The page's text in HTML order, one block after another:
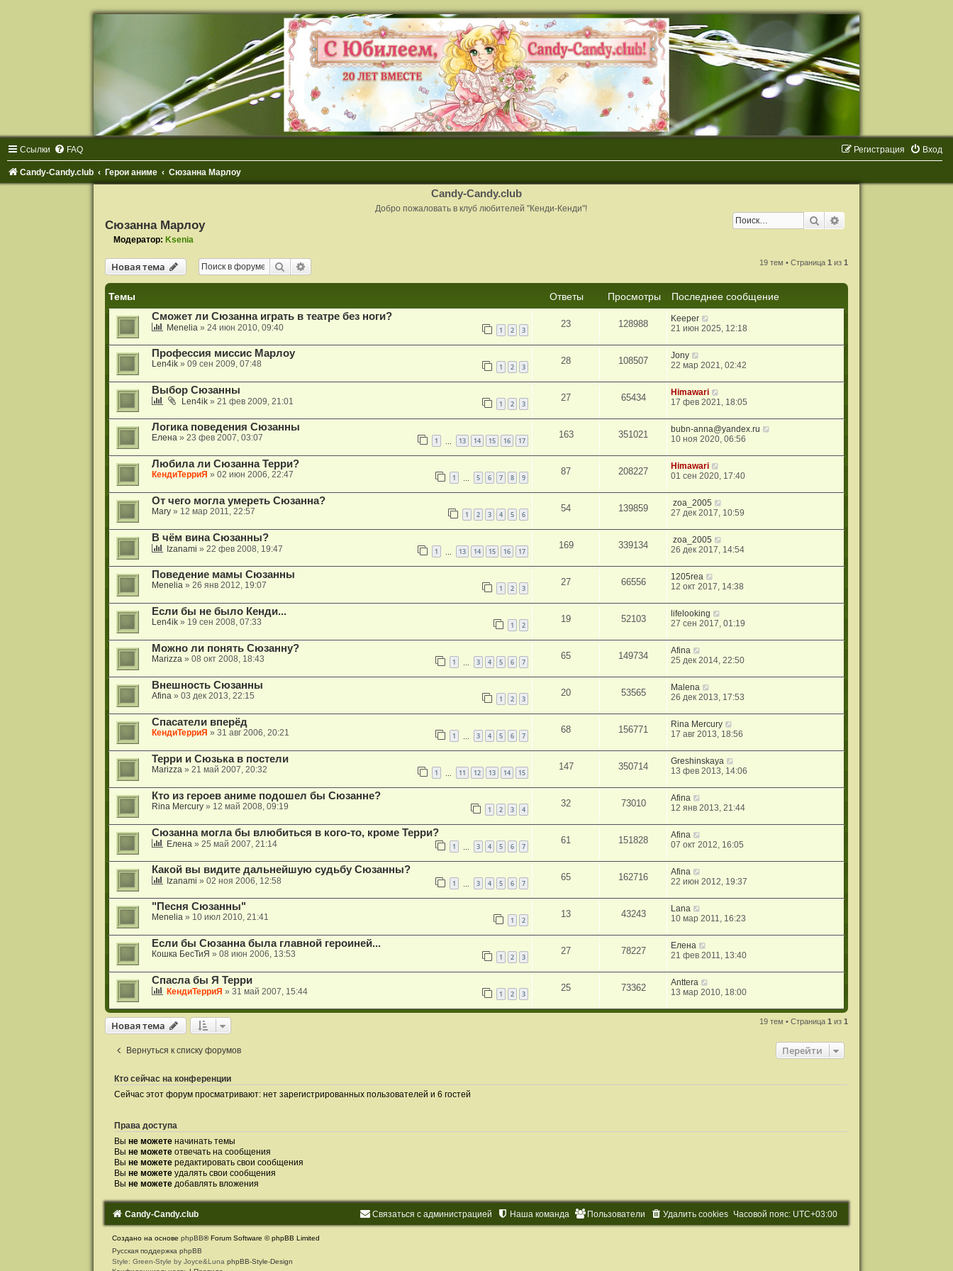
Ссылки FAQ Вход
Регистрация
Candy-Candy.club Герои аниме Сюзанна Марлоу
Candy-Candy.club
Добро пожаловать в клуб любителей "Кенди-Кенди"!
Поиск
Сюзанна Марлоу
Модератор: Ksenia
Новая тема Поиск 19 тем • Страница1 из1
Темы Ответы Просмотры
Последнее сообщение
Сможет ли Сюзанна играть в театре без ноги?
Menelia » 24 июн 2010, 09:40 1 2 3
23 128988
Keeper
21 июн 2025, 12:18
Профессия миссис Марлоу
Len4ik» 09 сен 2009, 07:48 1 2 3
28 108507
Jony
22 мар 2021, 02:42
Выбор Сюзанны
Len4ik» 21 фев 2009, 21:01 1 2 3
27 65434
Himawari
17 фев 2021, 18:05
Логика поведения Сюзанны
Елена » 23 фев 2007, 03:07 1 13 14 15 16 17
163 351021
bubn-anna@yandex.ru
10 ноя 2020, 06:56
Любила ли Сюзанна Терри?
КендиТерриЯ » 02 июн 2006, 22:47 1 5 6 7 8 9
87 208227
Himawari
01 сен 2020, 17:40
От чего могла умереть Сюзанна?
Mary» 12 мар 2011, 22:57 1 2 3 4 5 6
54 139859
zoa_2005
27 дек 2017, 10:59
В чём вина Сюзанны?
Izanami » 22 фев 2008, 19:47 1 13 14 15 16 17
169 339134
zoa_2005
26 дек 2017, 14:54
Поведение мамы Сюзанны
Menelia » 26 янв 2012, 19:07 1 2 3
27 66556
1205rea
12 окт 2017, 14:38
Если бы не было Кенди...
Len4ik» 19 сен 2008, 07:33 1 2
19 52103
lifelooking
27 сен 2017, 01:19
Можно ли понять Сюзанну?
Marizza » 08 окт 2008, 18:43 1 3 4 5 6 7
65 149734
Afina
25 дек 2014, 22:50
Внешность Сюзанны
Afina » 03 дек 2013, 22:15 1 2 3
20 53565
Malena
26 дек 2013, 17:53
Спасатели вперёд
КендиТерриЯ » 31 авг 2006, 20:21 1 3 4 5 6 7
68 156771
Rina Mercury
17 авг 2013, 18:56
Терри и Сюзька в постели
Marizza » 21 май 2007, 20:32 1 11 12 13 14 15
147 350714
Greshinskaya
13 фев 2013, 14:06
Кто из героев аниме подошел бы Сюзанне?
Rina Mercury» 12 май 2008, 09:19 1 2 3 4
32 73010
Afina
12 янв 2013, 21:44
Сюзанна могла бы влюбиться в кого-то, кроме Терри?
Елена » 25 май 2007, 21:14 1 3 4 5 6 7
61 151828
Afina
07 окт 2012, 16:05
Какой вы видите дальнейшую судьбу Сюзанны?
Izanami » 02 ноя 2006, 12:58 1 3 4 5 6 7
65 162716
Afina
22 июн 2012, 19:37
"Песня Сюзанны"
Menelia » 10 июл 2010, 21:41 1 2
13 43243
Lana
10 мар 2011, 16:23
Если бы Сюзанна была главной героиней...
Кошка БесТиЯ » 08 июн 2006, 13:53 1 2 3
27 78227
Елена
21 фев 2011, 13:40
Спасла бы Я Терри
КендиТерриЯ » 31 май 2007, 15:44 1 2 3
25 73362
Anttera
13 мар 2010, 18:00
Новая тема 19 тем • Страница1 из1
Вернуться к списку форумов Перейти
Кто сейчас на конференции
Сейчас этот форум просматривают: нет зарегистрированных пользователей и 6 гостей
Права доступа
Вы не можетеначинать темы
Вы не можетеотвечать на сообщения
Вы не можетередактировать свои сообщения
Вы не можетеудалять свои сообщения
Вы не можетедобавлять вложения
Candy-Candy.club Часовой пояс: UTC+03:00
Удалить cookies
Пользователи
Наша команда
Связаться с администрацией
Создано на основе phpBB® Forum Software © phpBB Limited
Русская поддержка phpBB
Style: Green-Style by Joyce&Luna phpBB-Style-Design